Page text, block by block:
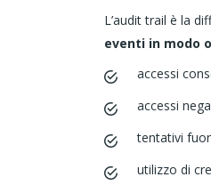
L’audit trail è la
eventi in modo
accessi
accessi
tentativi
utilizzo di